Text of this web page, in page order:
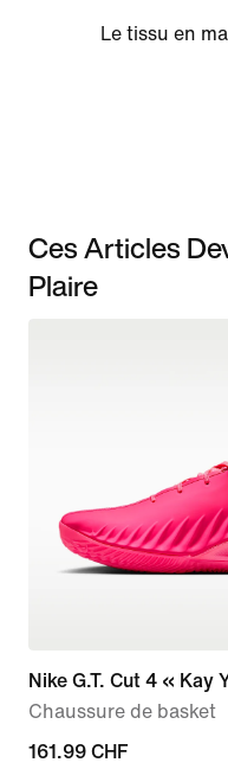
Le tissu en
Ces Articles
Plaire
Nike G.T. Cut 4 « Kay
Chaussure de basket
current
161.99 CHF